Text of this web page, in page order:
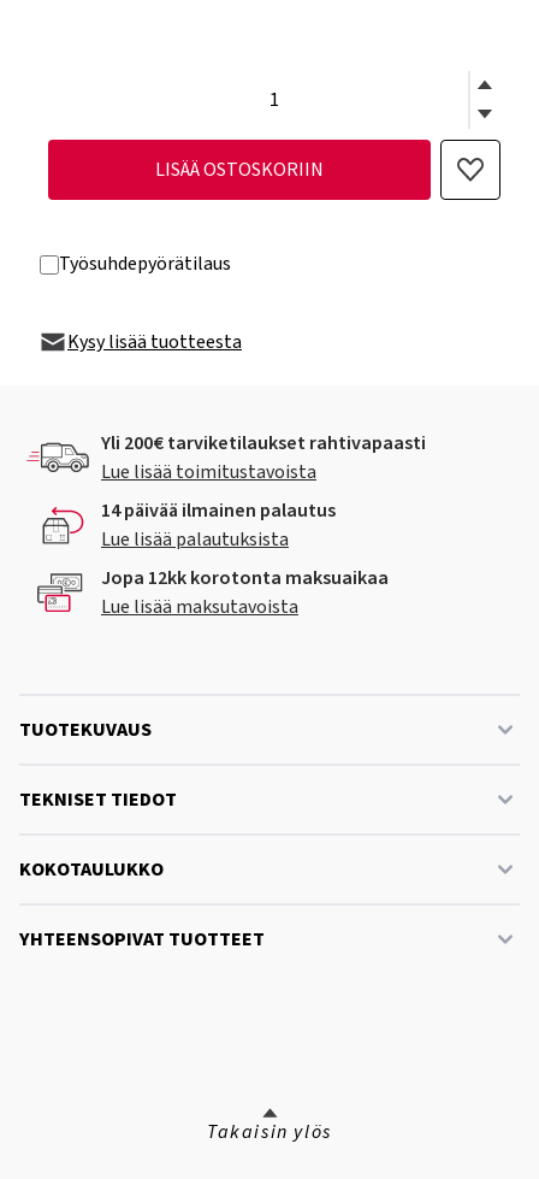
LISÄÄ OSTOSKORIIN
Työsuhdepyörätilaus
Kysy lisää tuotteesta
Yli 200€ tarviketilaukset rahtivapaasti
Lue lisää toimitustavoista
14 päivää ilmainen palautus
Lue lisää palautuksista
Jopa 12kk korotonta maksuaikaa
Lue lisää maksutavoista
TUOTEKUVAUS
TEKNISET TIEDOT
KOKOTAULUKKO
YHTEENSOPIVAT TUOTTEET
Takaisin ylös